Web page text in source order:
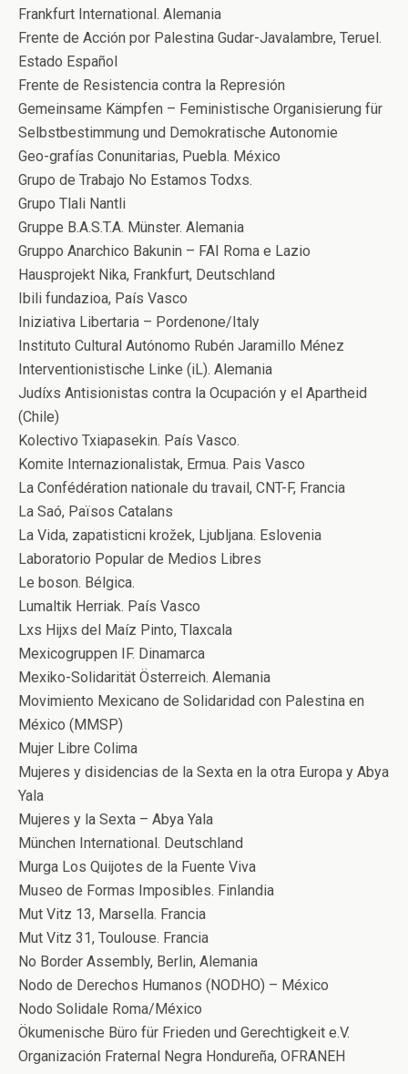
Frankfurt International. Alemania
Frente de Acción por Palestina Gudar-Javalambre, Teruel.
Estado Español
Frente de Resistencia contra la Represión
Gemeinsame Kämpfen – Feministische Organisierung für
Selbstbestimmung und Demokratische Autonomie
Geo-grafías Conunitarias, Puebla. México
Grupo de Trabajo No Estamos Todxs.
Grupo Tlali Nantli
Gruppe B.A.S.T.A. Münster. Alemania
Gruppo Anarchico Bakunin – FAI Roma e Lazio
Hausprojekt Nika, Frankfurt, Deutschland
Ibili fundazioa, País Vasco
Iniziativa Libertaria – Pordenone/Italy
Instituto Cultural Autónomo Rubén Jaramillo Ménez
Interventionistische Linke (iL). Alemania
Judíxs Antisionistas contra la Ocupación y el Apartheid
(Chile)
Kolectivo Txiapasekin. País Vasco.
Komite Internazionalistak, Ermua. Pais Vasco
La Confédération nationale du travail, CNT-F, Francia
La Saó, Països Catalans
La Vida, zapatisticni krožek, Ljubljana. Eslovenia
Laboratorio Popular de Medios Libres
Le boson. Bélgica.
Lumaltik Herriak. País Vasco
Lxs Hijxs del Maíz Pinto, Tlaxcala
Mexicogruppen IF. Dinamarca
Mexiko-Solidarität Österreich. Alemania
Movimiento Mexicano de Solidaridad con Palestina en
México (MMSP)
Mujer Libre Colima
Mujeres y disidencias de la Sexta en la otra Europa y Abya
Yala
Mujeres y la Sexta – Abya Yala
München International. Deutschland
Murga Los Quijotes de la Fuente Viva
Museo de Formas Imposibles. Finlandia
Mut Vitz 13, Marsella. Francia
Mut Vitz 31, Toulouse. Francia
No Border Assembly, Berlin, Alemania
Nodo de Derechos Humanos (NODHO) – México
Nodo Solidale Roma/México
Ökumenische Büro für Frieden und Gerechtigkeit e.V.
Organización Fraternal Negra Hondureña, OFRANEH